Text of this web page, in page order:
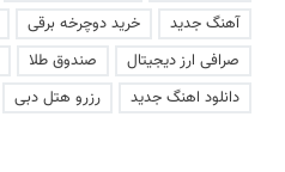
آهنگ جدید
خرید دوچرخه برقی
صرافی ارز دیجیتال
صندوق طلا
دانلود اهنگ جدید
رزرو هتل دبی